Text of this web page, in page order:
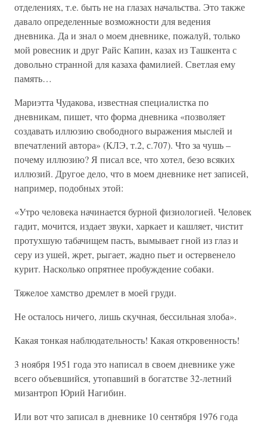
отделениях, т.е. быть не на глазах начальства. Это также
давало определенные возможности для ведения
дневника. Да и знал о моем дневнике, пожалуй, только
мой ровесник и друг Райс Капин, казах из Ташкента с
довольно странной для казаха фамилией. Светлая ему
память…
Мариэтта Чудакова, известная специалистка по
дневникам, пишет, что форма дневника «позволяет
создавать иллюзию свободного выражения мыслей и
впечатлений автора» (КЛЭ, т.2, с.707). Что за чушь –
почему иллюзию? Я писал все, что хотел, безо всяких
иллюзий. Другое дело, что в моем дневнике нет записей,
например, подобных этой:
«Утро человека начинается бурной физиологией. Человек
гадит, мочится, издает звуки, харкает и кашляет, чистит
протухшую табачищем пасть, вымывает гной из глаз и
серу из ушей, жрет, рыгает, жадно пьет и остервенело
курит. Насколько опрятнее пробуждение собаки.
Тяжелое хамство дремлет в моей груди.
Не осталось ничего, лишь скучная, бессильная злоба».
Какая тонкая наблюдательность! Какая откровенность!
3 ноября 1951 года это написал в своем дневнике уже
всего объевшийся, утопавший в богатстве 32-летний
мизантроп Юрий Нагибин.
Или вот что записал в дневнике 10 сентября 1976 года